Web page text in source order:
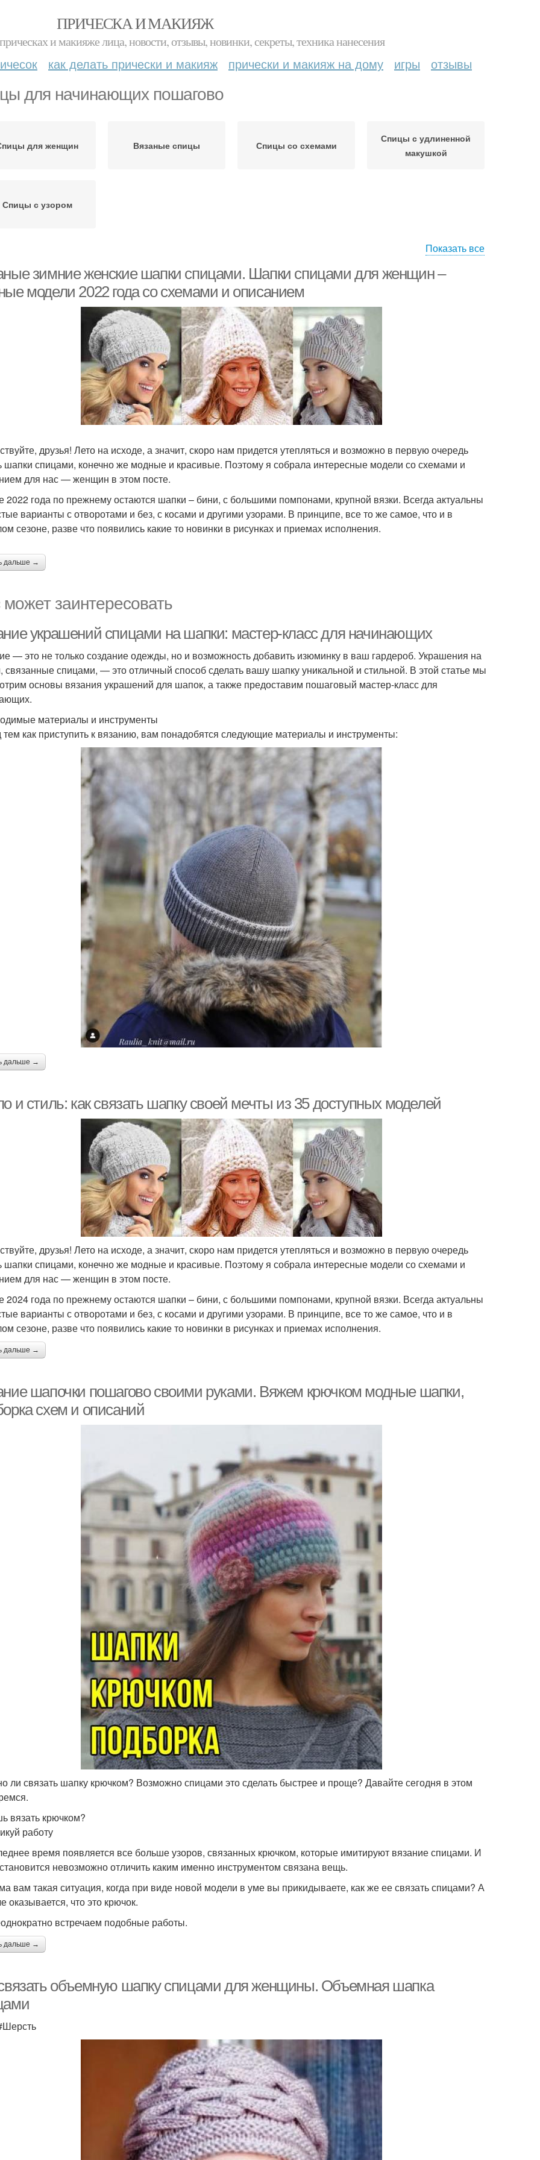
ПРИЧЕСКА И МАКИЯЖ
и макияже лица, новости, отзывы, новинки, секреты, техника нанесения
как делать прически и макияж прически и макияж на дому игры отзывы
для начинающих пошагово
для женщин Вязаные спицы Спицы со схемами
Спицы с удлиненной
макушкой
Спицы с узором
Показать все
зимние женские шапки спицами. Шапки спицами для женщин –
модели 2022 года со схемами и описанием
друзья! Лето на исходе, а значит, скоро нам придется утепляться и возможно в первую очередь
шапки спицами, конечно же модные и красивые. Поэтому я собрала интересные модели со схемами и
для нас — женщин в этом посте.
2022 года по прежнему остаются шапки – бини, с большими помпонами, крупной вязки. Всегда актуальны
варианты с отворотами и без, с косами и другими узорами. В принципе, все то же самое, что и в
сезоне, разве что появились какие то новинки в рисунках и приемах исполнения.
дальше →
заинтересовать
украшений спицами на шапки: мастер-класс для начинающих
— это не только создание одежды, но и возможность добавить изюминку в ваш гардероб. Украшения на
связанные спицами, — это отличный способ сделать вашу шапку уникальной и стильной. В этой статье мы
основы вязания украшений для шапок, а также предоставим пошаговый мастер-класс для
материалы и инструменты
как приступить к вязанию, вам понадобятся следующие материалы и инструменты:
дальше →
и стиль: как связать шапку своей мечты из 35 доступных моделей
друзья! Лето на исходе, а значит, скоро нам придется утепляться и возможно в первую очередь
шапки спицами, конечно же модные и красивые. Поэтому я собрала интересные модели со схемами и
для нас — женщин в этом посте.
2024 года по прежнему остаются шапки – бини, с большими помпонами, крупной вязки. Всегда актуальны
варианты с отворотами и без, с косами и другими узорами. В принципе, все то же самое, что и в
сезоне, разве что появились какие то новинки в рисунках и приемах исполнения.
дальше →
шапочки пошагово своими руками. Вяжем крючком модные шапки,
схем и описаний
ли связать шапку крючком? Возможно спицами это сделать быстрее и проще? Давайте сегодня в этом
вязать крючком?
работу
время появляется все больше узоров, связанных крючком, которые имитируют вязание спицами. И
невозможно отличить каким именно инструментом связана вещь.
вам такая ситуация, когда при виде новой модели в уме вы прикидываете, как же ее связать спицами? А
оказывается, что это крючок.
встречаем подобные работы.
дальше →
объемную шапку спицами для женщины. Объемная шапка